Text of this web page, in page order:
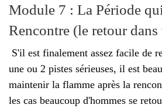
Module 7 : La Période
Rencontre (le retour
S'il est finalement assez facile de
une ou 2 pistes sérieuses, il est
maintenir la flamme après la
les cas beaucoup d'hommes se